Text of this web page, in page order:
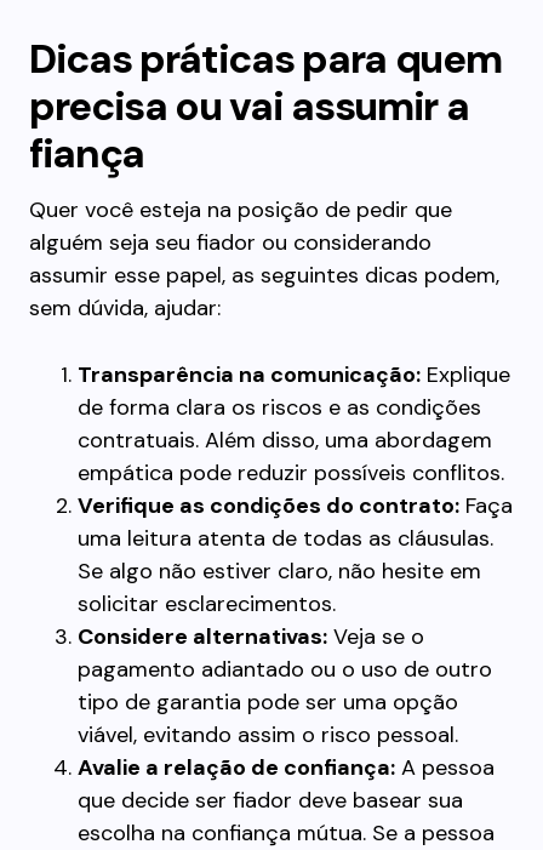
Dicas práticas para quem
precisa ou vai assumir a
fiança
Quer você esteja na posição de pedir que
alguém seja seu fiador ou considerando
assumir esse papel, as seguintes dicas podem,
sem dúvida, ajudar:
Transparência na comunicação: Explique
de forma clara os riscos e as condições
contratuais. Além disso, uma abordagem
empática pode reduzir possíveis conflitos.
Verifique as condições do contrato: Faça
uma leitura atenta de todas as cláusulas.
Se algo não estiver claro, não hesite em
solicitar esclarecimentos.
Considere alternativas: Veja se o
pagamento adiantado ou o uso de outro
tipo de garantia pode ser uma opção
viável, evitando assim o risco pessoal.
Avalie a relação de confiança: A pessoa
que decide ser fiador deve basear sua
escolha na confiança mútua. Se a pessoa